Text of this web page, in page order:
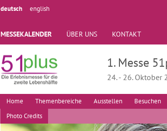
deutsch english
MESSEKALENDER ÜBER UNS KONTAKT
1. Messe
24. - 26. Oktober
Home Themenbereiche Ausstellen Besuchen
Photo Credits